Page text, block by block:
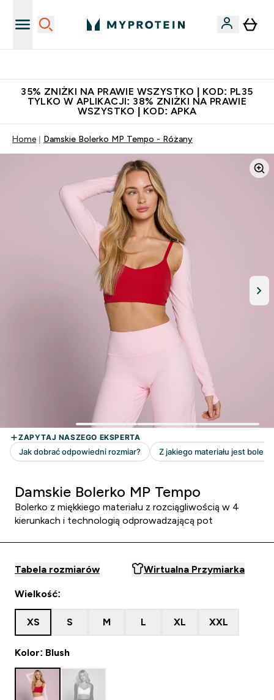
35% ZNIŻKI NA PRAWIE WSZYSTKO | KOD: PL35
TYLKO W APLIKACJI: 38% ZNIŻKI NA PRAWIE
WSZYSTKO | KOD: APKA
Home Damskie Bolerko MP Tempo - Różany
Damskie Bolerko MP Tempo
Bolerko z miękkiego materiału z rozciągliwością w 4
kierunkach i technologią odprowadzającą pot
Tabela rozmiarów Wirtualna Przymiarka
Wielkość:
XS S M L XL XXL
Kolor: Blush